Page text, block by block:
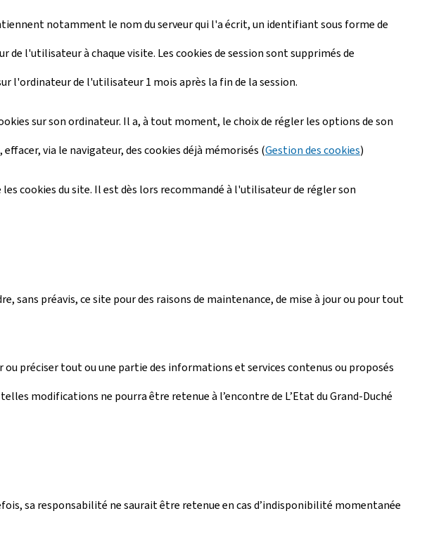
notamment le nom du serveur qui l'a écrit, un identifiant sous forme de
l'utilisateur à chaque visite. Les cookies de session sont supprimés de
l'ordinateur de l'utilisateur 1 mois après la fin de la session.
sur son ordinateur. Il a, à tout moment, le choix de régler les options de son
via le navigateur, des cookies déjà mémorisés (Gestion des cookies)
cookies du site. Il est dès lors recommandé à l'utilisateur de régler son
sans préavis, ce site pour des raisons de maintenance, de mise à jour ou pour tout
préciser tout ou une partie des informations et services contenus ou proposés
modifications ne pourra être retenue à l’encontre de L’Etat du Grand-Duché
sa responsabilité ne saurait être retenue en cas d’indisponibilité momentanée